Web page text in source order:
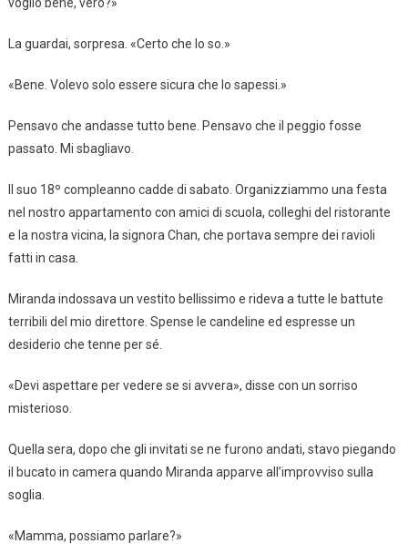
La guardai, sorpresa. «Certo che lo so.»
«Bene. Volevo solo essere sicura che lo sapessi.»
Pensavo che andasse tutto bene. Pensavo che il peggio fosse
passato. Mi sbagliavo.
Il suo 18º compleanno cadde di sabato. Organizziammo una festa
nel nostro appartamento con amici di scuola, colleghi del ristorante
e la nostra vicina, la signora Chan, che portava sempre dei ravioli
fatti in casa.
Miranda indossava un vestito bellissimo e rideva a tutte le battute
terribili del mio direttore. Spense le candeline ed espresse un
desiderio che tenne per sé.
«Devi aspettare per vedere se si avvera», disse con un sorriso
misterioso.
Quella sera, dopo che gli invitati se ne furono andati, stavo piegando
il bucato in camera quando Miranda apparve all’improvviso sulla
soglia.
«Mamma, possiamo parlare?»